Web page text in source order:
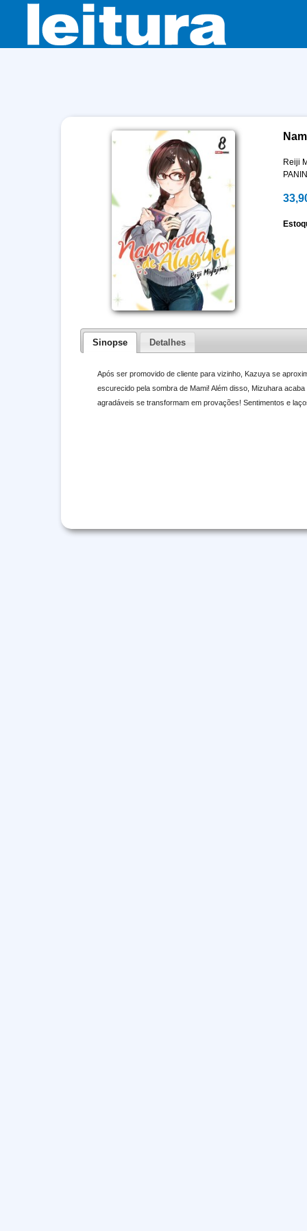
Reiji
Sinopse Detalhes
Após ser promovido de cliente para vizinho, Kazuya se
escurecido pela sombra de Mami! Além disso, Mizuhara
agradáveis se transformam em provações! Sentimentos e